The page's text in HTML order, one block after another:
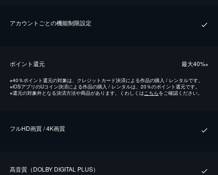
アカウントごとの機能制限設定
ポイント還元 最⼤40%※
※40％ポイント還元の対象は、クレジットカード決済による作品の購入 / レンタルです。
※iOSアプリのUコイン決済による作品の購入 / レンタルは、20％のポイント還元です。
※還元の対象外となる決済方法や商品があります。くわしくはこちらをご確認ください。
フルHD画質 / 4K画質
⾼⾳質（DOLBY DIGITAL PLUS）